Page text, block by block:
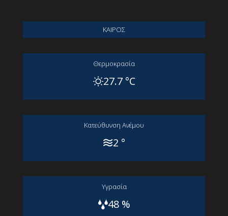
ΚΑΙΡΟΣ
Θερμοκρασία
27.7 °C
Kατεύθυνση Aνέμου
2 °
Yγρασία
48 %